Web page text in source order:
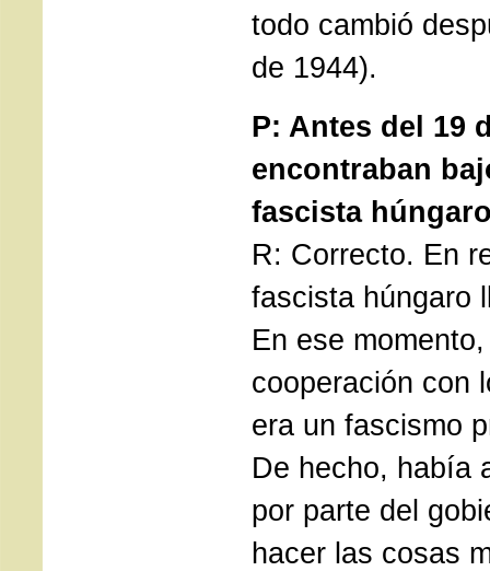
todo cambió
de 1944).
P: Antes del 19
encontraban
fascista
R: Correcto. En
fascista húngaro
En ese
cooperación con
era un fascismo
De hecho, había
por parte del
hacer las cosas